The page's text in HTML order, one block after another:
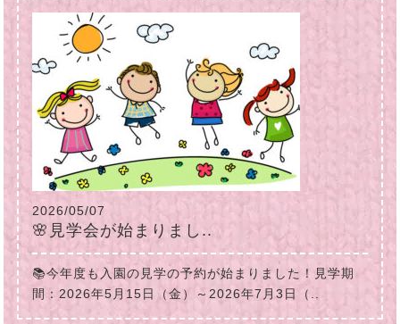
2026/05/07
🌸見学会が始まりまし..
📚今年度も入園の見学の予約が始まりました！見学期
間：2026年5月15日（金）～2026年7月3日（..